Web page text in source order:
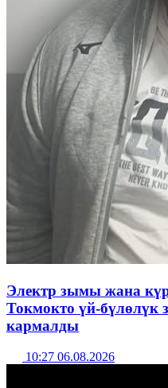
Электр зымы жана
Токмокто үй-бүлөлүк
кармалды
10:27 06.08.2026